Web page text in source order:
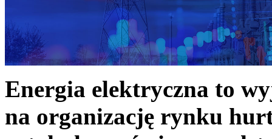
Energia elektryczna to
na organizację rynku